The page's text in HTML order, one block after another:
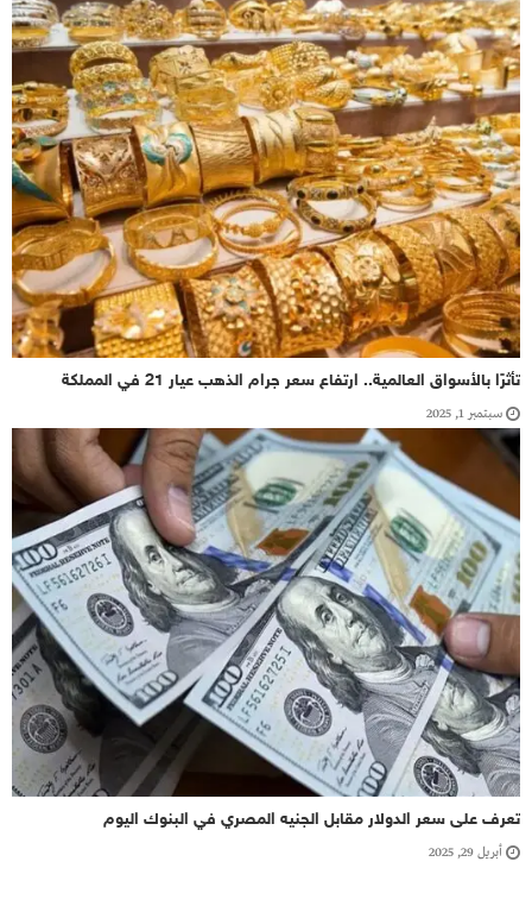
تأثرًا بالأسواق العالمية.. ارتفاع سعر جرام الذهب عيار 21 في المملكة
سبتمبر 1, 2025
تعرف على سعر الدولار مقابل الجنيه المصري في البنوك اليوم
أبريل 29, 2025